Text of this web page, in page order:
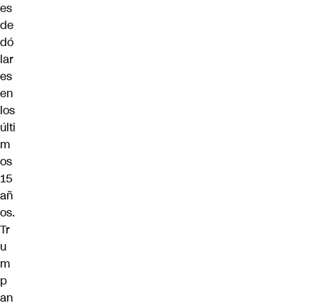
es
de
dó
lar
es
en
los
últi
m
os
15
añ
os.
Tr
u
m
p
an